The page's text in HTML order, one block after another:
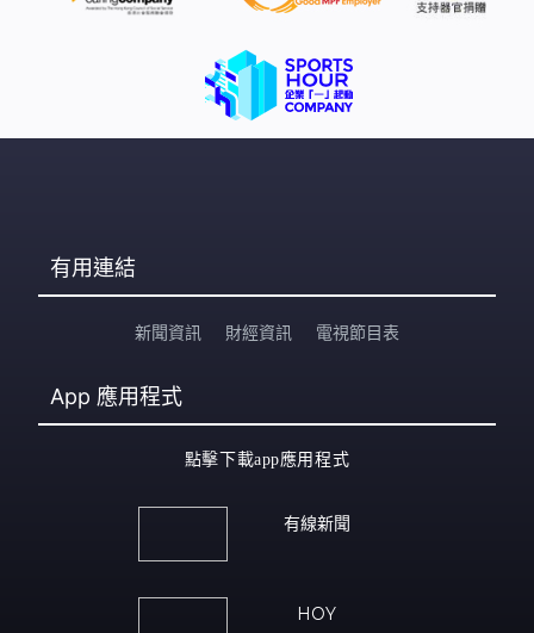
有用連結
新聞資訊 財經資訊 電視節目表
App 應用程式
點擊下載app應用程式
有線新聞
HOY